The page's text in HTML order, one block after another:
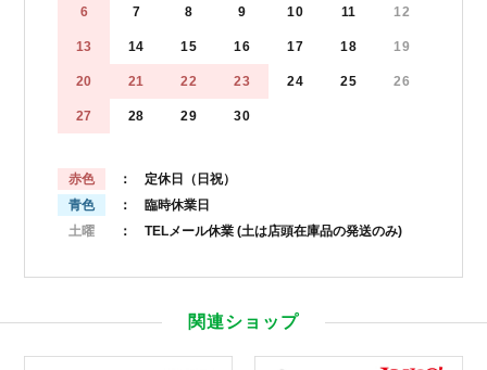
6 7 8 9 10 11 12
13 14 15 16 17 18 19
20 21 22 23 24 25 26
27 28 29 30
赤色
： 定休日（日祝）
青色
： 臨時休業日
土曜
： TELメール休業 (土は店頭在庫品の発送のみ)
関連ショップ